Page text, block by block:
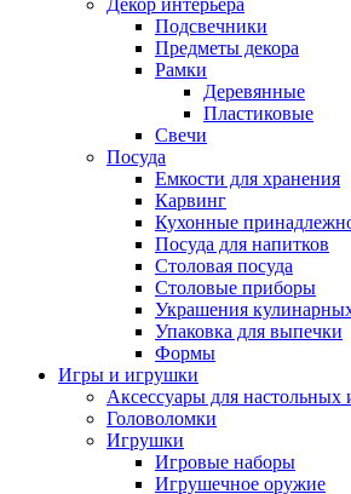
Декор интерьера
Подсвечники
Предметы декора
Рамки
Деревянные
Пластиковые
Свечи
Посуда
Емкости для хранения
Карвинг
Кухонные
Посуда для напитков
Столовая посуда
Столовые приборы
Украшения
Упаковка для выпечки
Формы
Игры и игрушки
Аксессуары для настольных
Головоломки
Игрушки
Игровые наборы
Игрушечное оружие